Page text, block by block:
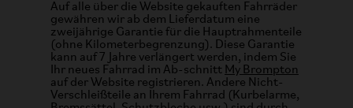
Auf alle über die Website gekauften Fahrräder
gewähren wir ab dem Lieferdatum eine
zweijährige Garantie für die Hauptrahmenteile
(ohne Kilometerbegrenzung). Diese Garantie
kann auf 7 Jahre verlängert werden, indem Sie
Ihr neues Fahrrad im Ab-schnitt My Brompton
auf der Website registrieren. Andere Nicht-
Verschleißteile an Ihrem Fahrrad (Kurbelarme,